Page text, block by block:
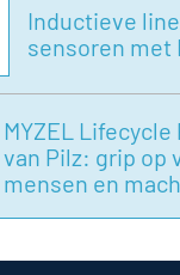
Inductieve
sensoren met
MYZEL
van Pilz: grip op
mensen en